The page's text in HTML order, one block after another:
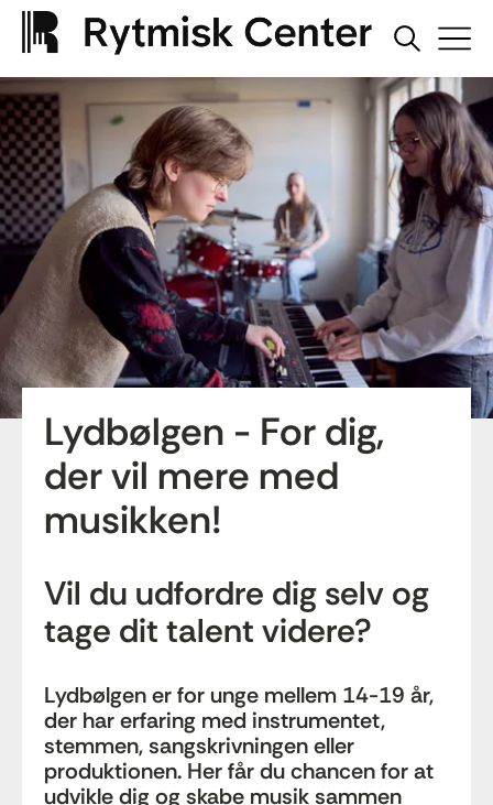
Lydbølgen - For dig,
der vil mere med
musikken!
Vil du udfordre dig selv og
tage dit talent videre?
Lydbølgen er for unge mellem 14-19 år,
der har erfaring med instrumentet,
stemmen, sangskrivningen eller
produktionen. Her får du chancen for at
udvikle dig og skabe musik sammen